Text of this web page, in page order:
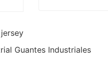
Guantes Industriales
Contact Now